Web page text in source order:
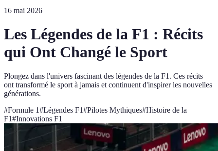
16 mai 2026
Les Légendes de la F1 : Récits
qui Ont Changé le Sport
Plongez dans l'univers fascinant des légendes de la F1. Ces récits
ont transformé le sport à jamais et continuent d'inspirer les nouvelles
générations.
#Formule 1#Légendes F1#Pilotes Mythiques#Histoire de la
F1#Innovations F1